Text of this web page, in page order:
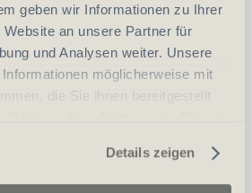
geben wir Informationen zu Ihrer
an unsere Partner für
und Analysen weiter. Unsere
möglicherweise mit
die Sie ihnen bereitgestellt
Details zeigen
Anzahl - +
In den Warenkorb